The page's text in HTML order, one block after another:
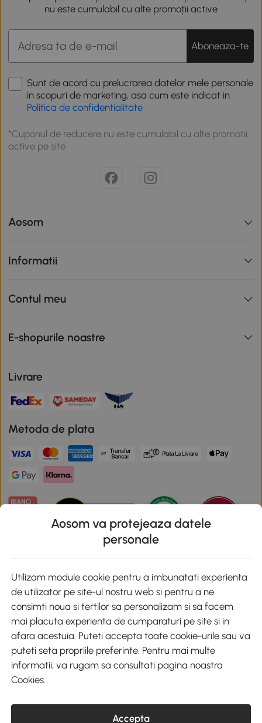
nu este cumulabil cu alte promoții active
Aboneaza-te
Sunt de acord cu prelucrarea datelor mele personale
in scopuri de marketing, asa cum este indicat in
Politica de confidentialitate
*Cuponul de reducere nu este cumulabil cu alte promotii
active pe site
Aosom
Informatii
Contul meu
E-shopurile noastre
Livrare
Metoda de plata
Descarca aplicatia Aosom
Google Play
+40 312294730 clienti@aosom.ro
Romania, Bucureşti Sectorul 2, Str. Barbu Paris Mumuleanu, Nr. 30-
CUI: 49266464
COD CAEN: 4755
Aosom va protejeaza datele
personale
Utilizam module cookie pentru a imbunatati experienta
de utilizator pe site-ul nostru web si pentru a ne
consimti noua si tertilor sa personalizam si sa facem
mai placuta experienta de cumparaturi pe site si in
afara acestuia. Puteti accepta toate cookie-urile sau va
puteti seta propriile preferinte. Pentru mai multe
informatii, va rugam sa consultati pagina noastra
Cookies.
Accepta